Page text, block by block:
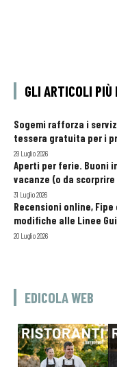
GLI ARTICOLI
Sogemi rafforza i
tessera gratuita per i
29 Luglio 2026
Aperti per ferie. Buoni
vacanze (o da
31 Luglio 2026
Recensioni online,
modifiche alle Linee
20 Luglio 2026
EDICOLA WEB